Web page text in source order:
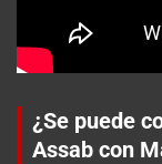
¿Se puede
Assab con